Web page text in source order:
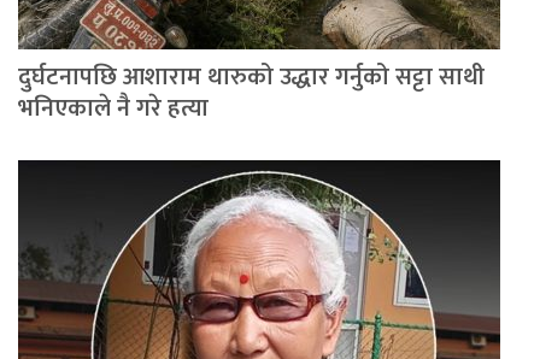
दुर्घटनापछि आशाराम थारुको उद्धार गर्नुको सट्टा साथी
भनिएकाले नै गरे हत्या